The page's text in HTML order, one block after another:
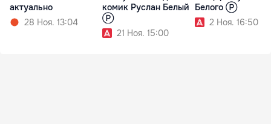
актуально
28 Ноя. 13:04
комик Руслан Белый
Ⓟ
21 Ноя. 15:00
Белого Ⓟ
2 Ноя. 16:50